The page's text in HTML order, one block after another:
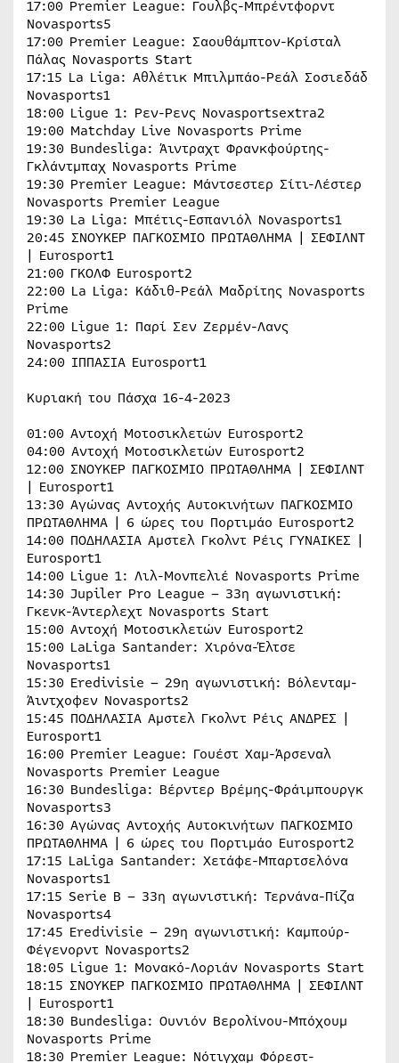
17:00 Premier League: Γουλβς-Μπρέντφορντ
Novasports5
17:00 Premier League: Σαουθάμπτον-Κρίσταλ
Πάλας Novasports Start
17:15 La Liga: Αθλέτικ Μπιλμπάο-Ρεάλ Σοσιεδάδ
Novasports1
18:00 Ligue 1: Ρεν-Ρενς Novasportsextra2
19:00 Matchday Live Novasports Prime
19:30 Bundesliga: Άιντραχτ Φρανκφούρτης-
Γκλάντμπαχ Novasports Prime
19:30 Premier League: Μάντσεστερ Σίτι-Λέστερ
Novasports Premier League
19:30 La Liga: Μπέτις-Εσπανιόλ Novasports1
20:45 ΣΝΟΥΚΕΡ ΠΑΓΚOΣΜΙΟ ΠΡΩΤΑΘΛΗΜΑ | ΣΕΦΙΛΝΤ
| Eurosport1
21:00 ΓΚΟΛΦ Eurosport2
22:00 La Liga: Κάδιθ-Ρεάλ Μαδρίτης Novasports
Prime
22:00 Ligue 1: Παρί Σεν Ζερμέν-Λανς
Novasports2
24:00 ΙΠΠΑΣΙΑ Eurosport1
Κυριακή του Πάσχα 16-4-2023
01:00 Αντοχή Μοτοσικλετών Eurosport2
04:00 Αντοχή Μοτοσικλετών Eurosport2
12:00 ΣΝΟΥΚΕΡ ΠΑΓΚOΣΜΙΟ ΠΡΩΤΑΘΛΗΜΑ | ΣΕΦΙΛΝΤ
| Eurosport1
13:30 Αγώνας Αντοχής Αυτοκινήτων ΠΑΓΚOΣΜΙΟ
ΠΡΩΤΑΘΛΗΜΑ | 6 ώρες του Πορτιμάο Eurosport2
14:00 ΠΟΔΗΛΑΣΙΑ Αμστελ Γκολντ Ρέις ΓΥΝΑΙΚΕΣ |
Eurosport1
14:00 Ligue 1: Λιλ-Μονπελιέ Novasports Prime
14:30 Jupiler Pro League – 33η αγωνιστική:
Γκενκ-Άντερλεχτ Novasports Start
15:00 Αντοχή Μοτοσικλετών Eurosport2
15:00 LaLiga Santander: Χιρόνα-Έλτσε
Novasports1
15:30 Eredivisie – 29η αγωνιστική: Βόλενταμ-
Άιντχοφεν Novasports2
15:45 ΠΟΔΗΛΑΣΙΑ Αμστελ Γκολντ Ρέις ΑΝΔΡΕΣ |
Eurosport1
16:00 Premier League: Γουέστ Χαμ-Άρσεναλ
Novasports Premier League
16:30 Bundesliga: Βέρντερ Βρέμης-Φράιμπουργκ
Novasports3
16:30 Αγώνας Αντοχής Αυτοκινήτων ΠΑΓΚOΣΜΙΟ
ΠΡΩΤΑΘΛΗΜΑ | 6 ώρες του Πορτιμάο Eurosport2
17:15 LaLiga Santander: Χετάφε-Μπαρτσελόνα
Novasports1
17:15 Serie B – 33η αγωνιστική: Τερνάνα-Πίζα
Novasports4
17:45 Eredivisie – 29η αγωνιστική: Καμπούρ-
Φέγενορντ Novasports2
18:05 Ligue 1: Μονακό-Λοριάν Novasports Start
18:15 ΣΝΟΥΚΕΡ ΠΑΓΚOΣΜΙΟ ΠΡΩΤΑΘΛΗΜΑ | ΣΕΦΙΛΝΤ
| Eurosport1
18:30 Bundesliga: Ουνιόν Βερολίνου-Μπόχουμ
Novasports Prime
18:30 Premier League: Νότιγχαμ Φόρεστ-